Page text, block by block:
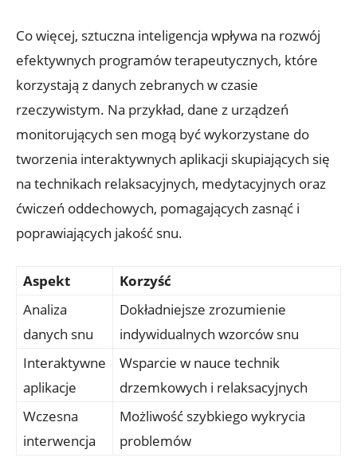
Co więcej, sztuczna inteligencja wpływa na rozwój
efektywnych programów terapeutycznych, które
korzystają z danych zebranych w czasie
rzeczywistym. Na przykład, dane z urządzeń
monitorujących sen mogą być wykorzystane do
tworzenia interaktywnych aplikacji skupiających się
na technikach relaksacyjnych, medytacyjnych oraz
ćwiczeń oddechowych, pomagających zasnąć i
poprawiających jakość snu.
Aspekt
Korzyść
Analiza
danych snu
Dokładniejsze zrozumienie
indywidualnych wzorców snu
Interaktywne
aplikacje
Wsparcie w nauce technik
drzemkowych i relaksacyjnych
Wczesna
interwencja
Możliwość szybkiego wykrycia
problemów